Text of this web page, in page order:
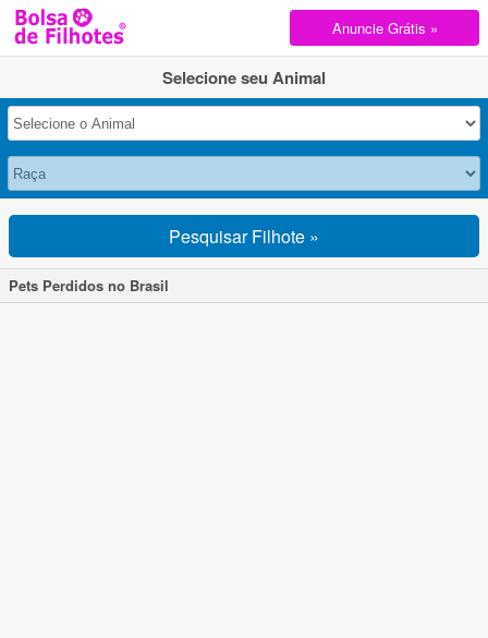
Anuncie Grátis »
Selecione seu Animal
Pesquisar Filhote »
Pets Perdidos no Brasil